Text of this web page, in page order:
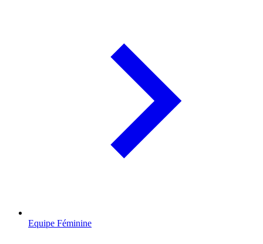
Equipe Féminine